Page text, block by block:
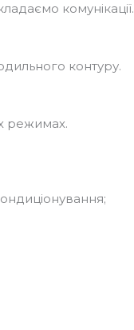
комунікації.
контуру.
режимах.